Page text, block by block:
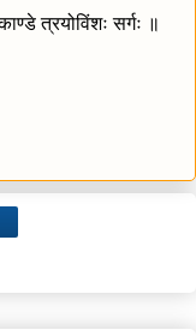
त्रयोविंशः सर्गः ॥